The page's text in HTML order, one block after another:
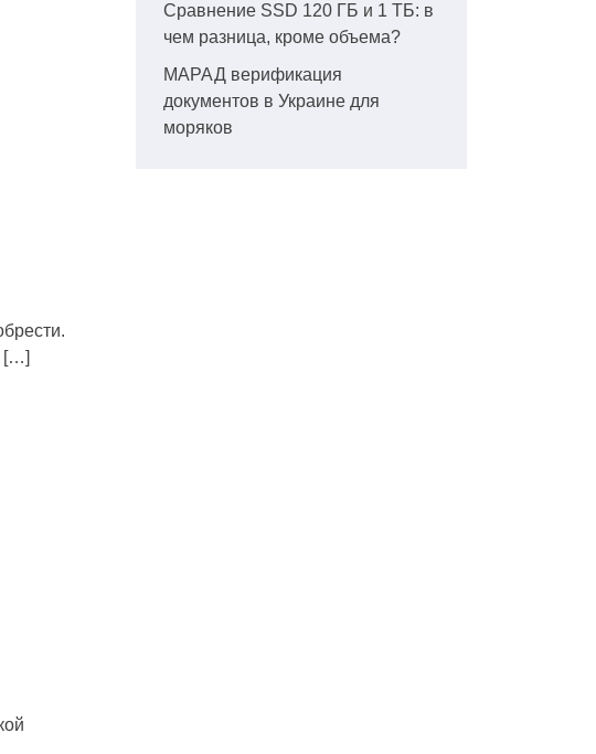
[…]
Сравнение SSD 120 ГБ и 1 ТБ: в
чем разница, кроме объема?
МАРАД верификация
документов в Украине для
моряков